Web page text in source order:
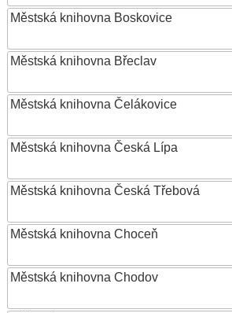
Městská knihovna Boskovice
Městská knihovna Břeclav
Městská knihovna Čelákovice
Městská knihovna Česká Lípa
Městská knihovna Česká Třebová
Městská knihovna Choceň
Městská knihovna Chodov